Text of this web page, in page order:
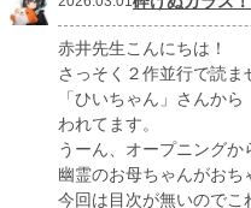
赤井先生こんにちは！
さっそく２作並行で読ま
「ひいちゃん」さんか
われてます。
うーん、オープニングか
幽霊のお母ちゃんがおち
今回は目次が無いので